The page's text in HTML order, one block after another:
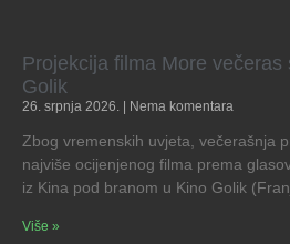
Projekcija filma More večeras
Golik
26. srpnja 2026. Nema komentara
Zbog vremenskih uvjeta, večerašnja
najviše ocijenjenog filma prema
iz Kina pod branom u Kino Golik
Više »